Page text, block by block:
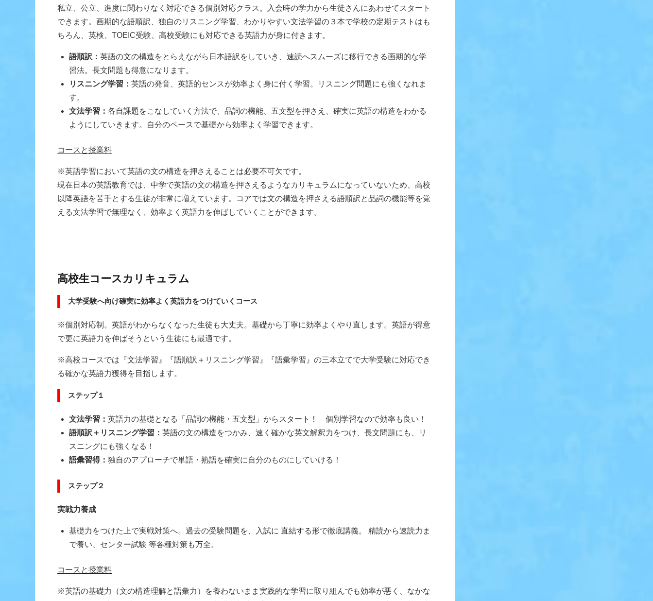
私立、公立、進度に関わりなく対応できる個別対応クラス。入会時の学力から生徒さんにあわせてスタート
できます。画期的な語順訳、独自のリスニング学習、わかりやすい文法学習の３本で学校の定期テストはも
ちろん、英検、TOEIC受験、高校受験にも対応できる英語力が身に付きます。
語順訳： 英語の文の構造をとらえながら日本語訳をしていき、速読へスムーズに移行できる画期的な学
習法。長文問題も得意になります。
リスニング学習： 英語の発音、英語的センスが効率よく身に付く学習。リスニング問題にも強くなれま
す。
文法学習： 各自課題をこなしていく方法で、品詞の機能、五文型を押さえ、確実に英語の構造をわかる
ようにしていきます。自分のペースで基礎から効率よく学習できます。
コースと授業料
※英語学習において英語の文の構造を押さえることは必要不可欠です。
現在日本の英語教育では、中学で英語の文の構造を押さえるようなカリキュラムになっていないため、高校
以降英語を苦手とする生徒が非常に増えています。コアでは文の構造を押さえる語順訳と品詞の機能等を覚
える文法学習で無理なく、効率よく英語力を伸ばしていくことができます。
高校生コースカリキュラム
大学受験へ向け確実に効率よく英語力をつけていくコース
※個別対応制。英語がわからなくなった生徒も大丈夫。基礎から丁寧に効率よくやり直します。英語が得意
で更に英語力を伸ばそうという生徒にも最適です。
※高校コースでは『文法学習』『語順訳＋リスニング学習』『語彙学習』の三本立てで大学受験に対応でき
る確かな英語力獲得を目指します。
ステップ１
文法学習： 英語力の基礎となる「品詞の機能・五文型」からスタート！ 個別学習なので効率も良い！
語順訳＋リスニング学習： 英語の文の構造をつかみ、速く確かな英文解釈力をつけ、長文問題にも、リ
スニングにも強くなる！
語彙習得： 独自のアプローチで単語・熟語を確実に自分のものにしていける！
ステップ２
実戦力養成
基礎力をつけた上で実戦対策へ。過去の受験問題を、入試に 直結する形で徹底講義。 精読から速読力ま
で養い、センター試験 等各種対策も万全。
コースと授業料
※英語の基礎力（文の構造理解と語彙力）を養わないまま実践的な学習に取り組んでも効率が悪く、なかな